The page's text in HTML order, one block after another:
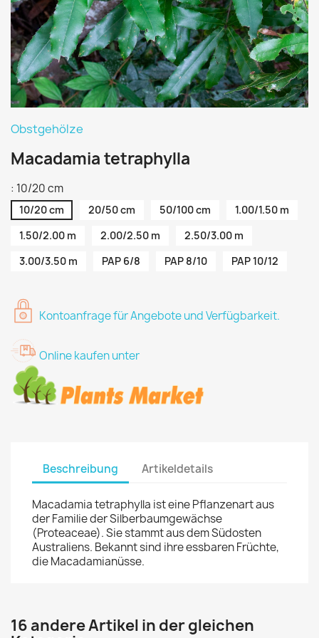
Obstgehölze
Macadamia tetraphylla
: 10/20 cm
10/20 cm 20/50 cm 50/100 cm
1.00/1.50 m
1.50/2.00 m
2.00/2.50 m
2.50/3.00 m
3.00/3.50 m
PAP 6/8 PAP 8/10 PAP 10/12
Kontoanfrage für Angebote und Verfügbarkeit.
Online kaufen unter
Beschreibung Artikeldetails
Macadamia tetraphylla ist eine Pflanzenart aus
der Familie der Silberbaumgewächse
(Proteaceae). Sie stammt aus dem Südosten
Australiens. Bekannt sind ihre essbaren Früchte,
die Macadamianüsse.
16 andere Artikel in der gleichen